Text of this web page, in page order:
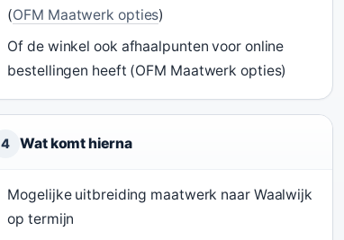
(OFM Maatwerk opties)
Of de winkel ook afhaalpunten voor online
bestellingen heeft (OFM Maatwerk opties)
4 Wat komt hierna
Mogelijke uitbreiding maatwerk naar Waalwijk
op termijn